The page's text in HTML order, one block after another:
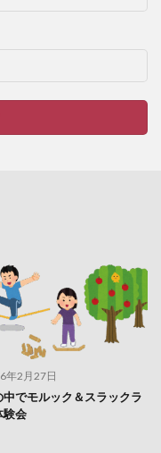
年2月27日
中でモルック＆スラックラ
験会